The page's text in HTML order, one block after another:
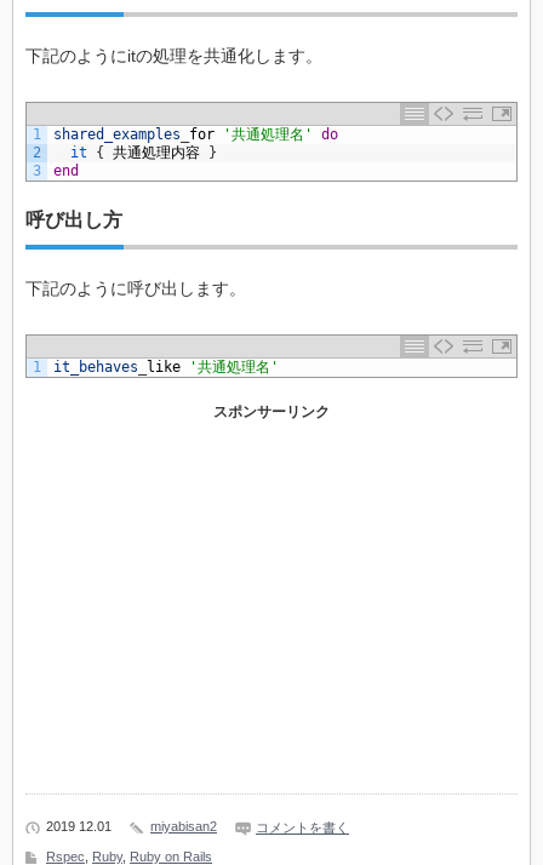
下記のようにitの処理を共通化します。
1
2
3
shared_examples for '共通処理名'
do
it
{ 共通処理内容
}
end
呼び出し方
下記のように呼び出します。
1 it_behaves like '共通処理名'
スポンサーリンク
2019 12.01 miyabisan2
コメントを書く
Rspec, Ruby, Ruby on Rails